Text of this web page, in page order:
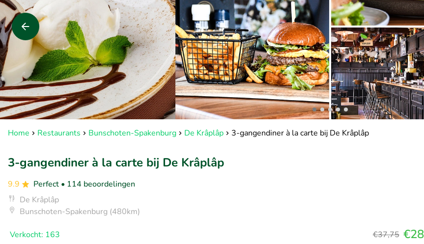
Home Restaurants Bunschoten-Spakenburg De Krâplâp 3-gangendiner à la carte bij De Krâplâp
3-gangendiner à la carte bij De Krâplâp
9.9 Perfect • 114 beoordelingen
De Krâplâp
Bunschoten-Spakenburg (480km)
Verkocht: 163 €37,75 €28